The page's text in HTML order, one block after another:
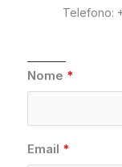
Telefono:
Nome
Email